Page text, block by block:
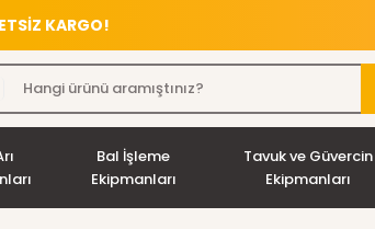
KARGO!
Bal İşleme
Ekipmanları
Tavuk ve Güvercin
Ekipmanları